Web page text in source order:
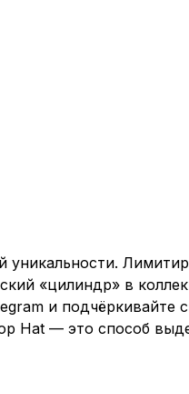
уникальности.
«цилиндр» в
и подчёркивайте
Hat — это способ